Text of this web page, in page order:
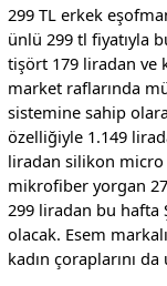
299 TL erkek
ünlü 299 tl fiyatıyla
tişört 179 liradan ve
market raflarında
sistemine sahip
özelliğiyle 1.149
liradan silikon micro
mikrofiber yorgan
299 liradan bu hafta
olacak. Esem
kadın çoraplarını